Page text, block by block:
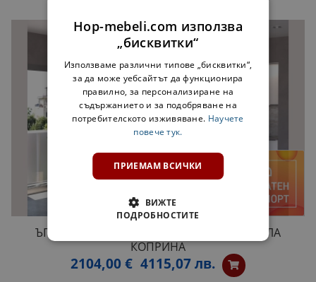
ЪГЛОВА КУХНЯ МИЛАНА 180 / 240 СМ. - БЯЛА
КОПРИНА
2104,00 € 4115,07 лв.
Hop-mebeli.com използва
„бисквитки“
Използваме различни типове „бисквитки“,
за да може уебсайтът да функционира
правилно, за персонализиране на
съдържанието и за подобряване на
потребителското изживяване. Научете
повече тук.
ПРИЕМАМ ВСИЧКИ
ВИЖТЕ
ПОДРОБНОСТИТЕ